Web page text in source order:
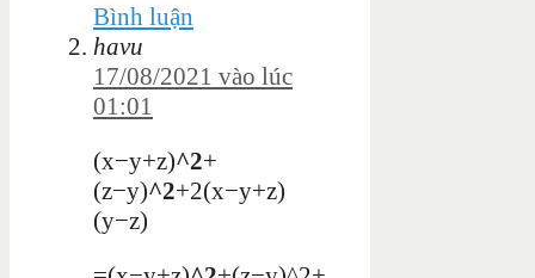
Bình luận
havu
17/08/2021 vào lúc
01:01
(x−y+z)^2+
(z−y)^2+2(x−y+z)
(y−z)